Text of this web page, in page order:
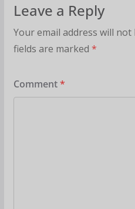
Leave a Reply
Your email address will not
fields are marked *
Comment*